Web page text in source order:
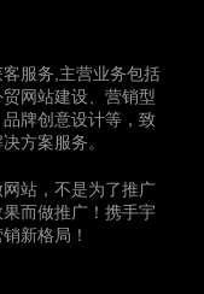
服务,主营业务包括
网站建设、营销型
牌创意设计等，致
方案服务。
站，不是为了推广
而做推广！携手宇
新格局！